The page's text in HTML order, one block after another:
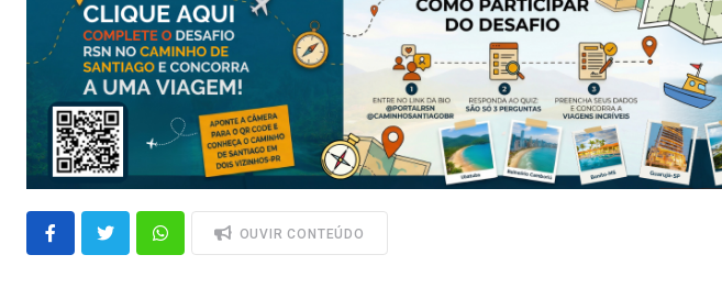
OUVIR CONTEÚDO